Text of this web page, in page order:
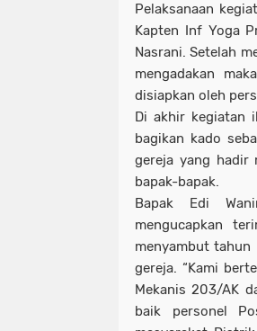
Pelaksanaan
Kapten Inf Yoga
Nasrani. Setelah
mengadakan
disiapkan oleh
Di akhir kegiatan
bagikan kado
gereja yang hadir
bapak-bapak.
Bapak Edi
mengucapkan
menyambut
gereja. “Kami
Mekanis 203/AK
baik personel